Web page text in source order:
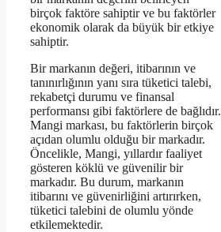
birçok faktöre sahiptir ve bu faktörler
ekonomik olarak da büyük bir etkiye
sahiptir.
Bir markanın değeri, itibarının ve
tanınırlığının yanı sıra tüketici talebi,
rekabetçi durumu ve finansal
performansı gibi faktörlere de bağlıdır.
Mangi markası, bu faktörlerin birçok
açıdan olumlu olduğu bir markadır.
Öncelikle, Mangi, yıllardır faaliyet
gösteren köklü ve güvenilir bir
markadır. Bu durum, markanın
itibarını ve güvenirliğini artırırken,
tüketici talebini de olumlu yönde
etkilemektedir.